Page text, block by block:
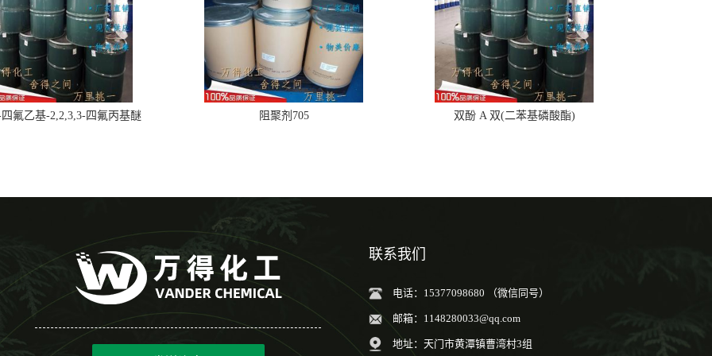
四氟乙基-2,2,3,3-四氟丙基醚 阻聚剂705 双酚 A 双(二苯基磷酸酯)
联系我们
电话：15377098680 （微信同号）
邮箱： 1148280033@qq.com
地址：天门市黄潭镇曹湾村3组